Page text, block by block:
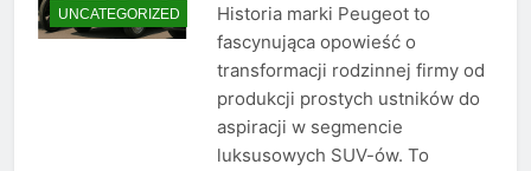
UNCATEGORIZED
Historia marki Peugeot to
fascynująca opowieść o
transformacji rodzinnej firmy od
produkcji prostych ustników do
aspiracji w segmencie
luksusowych SUV-ów. To